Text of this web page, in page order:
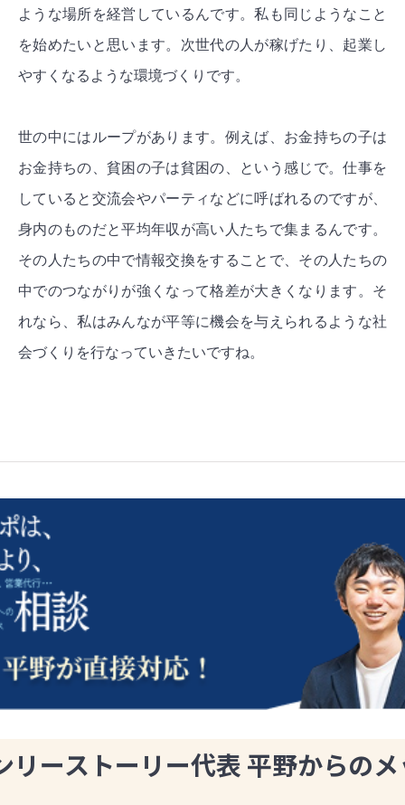
ような場所を経営しているんです。私も同じようなこと
を始めたいと思います。次世代の人が稼げたり、起業し
やすくなるような環境づくりです。
世の中にはループがあります。例えば、お金持ちの子は
お金持ちの、貧困の子は貧困の、という感じで。仕事を
していると交流会やパーティなどに呼ばれるのですが、
身内のものだと平均年収が高い人たちで集まるんです。
その人たちの中で情報交換をすることで、その人たちの
中でのつながりが強くなって格差が大きくなります。そ
れなら、私はみんなが平等に機会を与えられるような社
会づくりを行なっていきたいですね。
リーストーリー代表 平野からの